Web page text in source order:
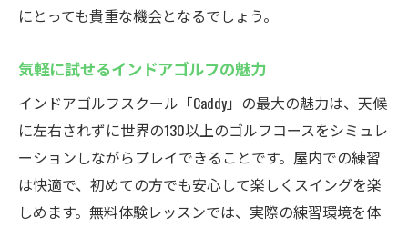
にとっても貴重な機会となるでしょう。
気軽に試せるインドアゴルフの魅力
インドアゴルフスクール「Caddy」の最大の魅力は、天候
に左右されずに世界の130以上のゴルフコースをシミュレ
ーションしながらプレイできることです。屋内での練習
は快適で、初めての方でも安心して楽しくスイングを楽
しめます。無料体験レッスンでは、実際の練習環境を体